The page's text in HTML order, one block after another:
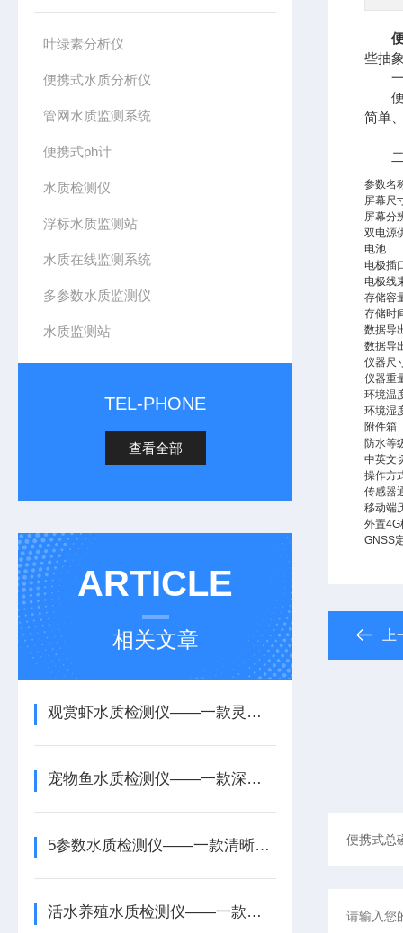
叶绿素分析仪
便携式水质分析仪
管网水质监测系统
便携式ph计
水质检测仪
浮标水质监测站
水质在线监测系统
多参数水质监测仪
水质监测站
TEL-PHONE
查看全部
ARTICLE
相关文章
观赏虾水质检测仪——一款灵活性引入的带消解水质检测仪2026+派+送
宠物鱼水质检测仪——一款深入解读的生活污水水质检测仪2026+派+送
5参数水质检测仪——一款清晰呈现的矿山水质检测仪2026+派+送
活水养殖水质检测仪——一款自动识别的新型国标水质检测仪2026+派+送
些抽
一
便携
简单
二
参数名
屏幕尺
屏幕分
双电源
电池
电极插
电极线
存储容
存储时
数据导
数据导
仪器尺
仪器重
环境温
环境湿
附件箱
防水等
中英文
操作方
传感器
移动端
外置4G
GNSS